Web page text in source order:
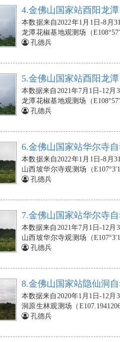
2cm、5cm、10cm、20cm、
2cm、5cm、10cm、20cm、
块）依次埋设在地下5cm、10
个），埋在地下5 cm，在距离
的缺失，则由NAN标示。
4.金佛山国家站酉阳龙
本数据来自2022年1月1日-8月
龙潭花椒基地观测场（
站的空气温度、相对湿度传感
朝向正南；光合有效辐射传感
20cm、40cm、60cm、80cm
地下2cm、5cm、10cm、20cm
板（3块）依次埋设在地下5cm
（3个），埋在地下5、10、
10min），若出现数据的缺失，
孔德兵
5.金佛山国家站酉阳龙
本数据来自2021年7月1日-12
龙潭花椒基地观测场（
站的空气温度、相对湿度传感
朝向正南；光合有效辐射传感
20cm、40cm、60cm、80cm
地下2cm、5cm、10cm、20cm
板（3块）依次埋设在地下5cm
（3个），埋在地下5、10、
10min），若出现数据的缺失，
孔德兵
6.金佛山国家站华尔寺
本数据来自2022年1月1日-8月
山西坡华尔寺观测场（
象站的空气温度、相对湿度传
处，朝向正南；光合有效辐射
10cm、20cm、40cm、60cm
头埋设在地下2cm、5cm、
壤热通量板（3块）依次埋设在
温度探头（3个），埋在地下5
10min），若出现数据的缺失，
孔德兵
7.金佛山国家站华尔寺
本数据来自2021年7月1日-12
山西坡华尔寺观测场（
象站的空气温度、相对湿度传
处，朝向正南；光合有效辐射
10cm、20cm、40cm、60cm
头埋设在地下2cm、5cm、
壤热通量板（3块）依次埋设在
温度探头（3个），埋在地下5
10min），若出现数据的缺失，
孔德兵
8.金佛山国家站隐仙洞
本数据来自2020年1月1日-12
洞原生林观测场（
动气象站的空气温度、相对湿
在5 m处，朝向正南；光合有
孔德兵